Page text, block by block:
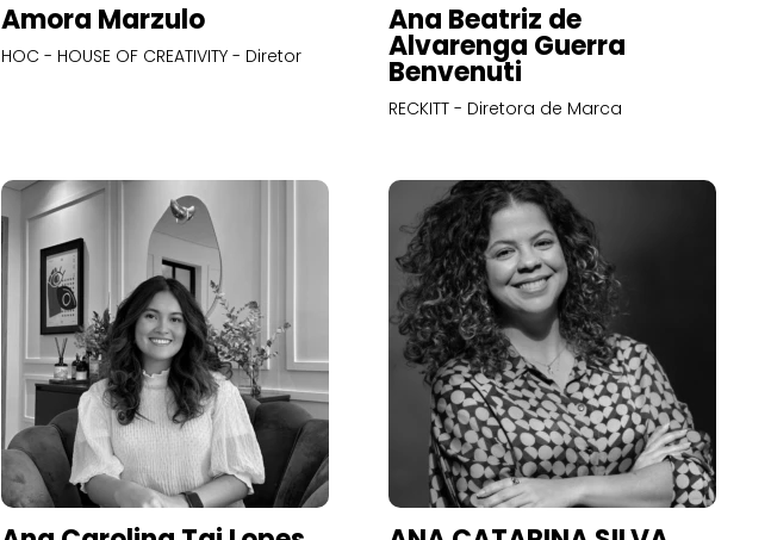
Amora Marzulo
HOC - HOUSE OF CREATIVITY - Diretor
Ana Beatriz de
Alvarenga Guerra
Benvenuti
RECKITT - Diretora de Marca